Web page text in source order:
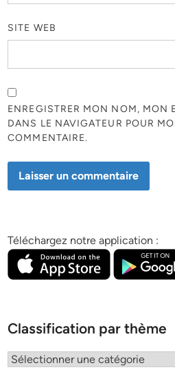
SITE WEB
ENREGISTRER MON NOM, MON
DANS LE NAVIGATEUR POUR
COMMENTAIRE.
Téléchargez notre application :
Classification par thème
Classification